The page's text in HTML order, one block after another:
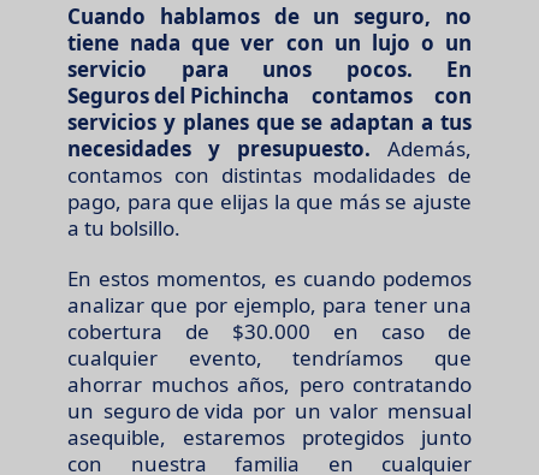
Cuando hablamos de un seguro, no
tiene nada que ver con un lujo o un
servicio para unos pocos. En
Seguros del Pichincha
contamos con
servicios y planes que se adaptan a tus
necesidades y presupuesto. Además,
contamos con distintas modalidades de
pago, para que elijas la que más se ajuste
a tu bolsillo.
En estos momentos, es cuando podemos
analizar que por ejemplo, para tener una
cobertura de $30.000 en caso de
cualquier evento, tendríamos que
ahorrar muchos años, pero contratando
un seguro de vida por un valor mensual
asequible, estaremos protegidos junto
con nuestra familia en cualquier